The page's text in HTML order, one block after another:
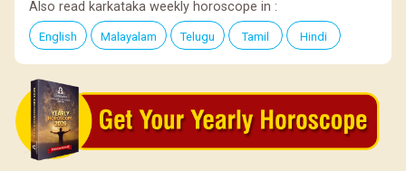
Also read karkataka weekly horoscope in :
English Malayalam Telugu Tamil Hindi